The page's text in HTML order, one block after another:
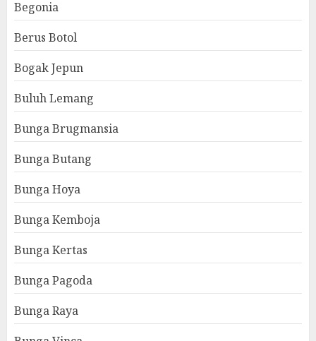
Begonia
Berus Botol
Bogak Jepun
Buluh Lemang
Bunga Brugmansia
Bunga Butang
Bunga Hoya
Bunga Kemboja
Bunga Kertas
Bunga Pagoda
Bunga Raya